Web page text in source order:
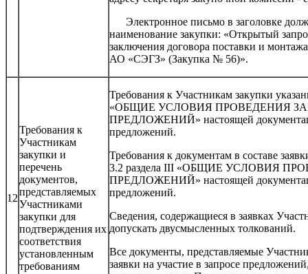
Электронное письмо в заголовке
наименование закупки: «Открытый
заключения договора поставки и
АО «СЭГЗ» (Закупка № 56)».
12
Требования к
Участникам
закупки и
перечень
документов,
представляемых
Участниками
закупки для
подтверждения их
соответствия
установленным
требованиям
Требования к Участникам закупки
«ОБЩИЕ УСЛОВИЯ ПРОВЕДЕНИЯ
ПРЕДЛОЖЕНИЙ» настоящей
предложений.
Требования к документам в составе
3.2 раздела III «ОБЩИЕ УСЛОВИЯ
ПРЕДЛОЖЕНИЙ» настоящей
предложений.
Сведения, содержащиеся в заявках
допускать двусмысленных толкований.
Все документы, представляемые
заявки на участие в запросе